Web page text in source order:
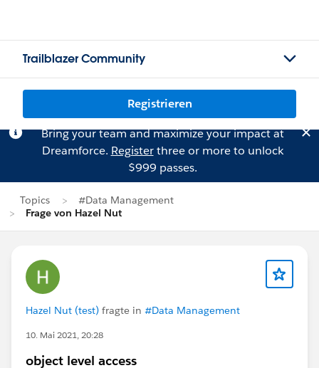
Trailblazer Community
Registrieren
Bring your team and maximize your impact at
Dreamforce. Registerthree or more to unlock
$999 passes.
Topics
#Data Management
Frage von Hazel Nut
Hazel Nut (test) fragte in #Data Management
10. Mai 2021, 20:28
object level access